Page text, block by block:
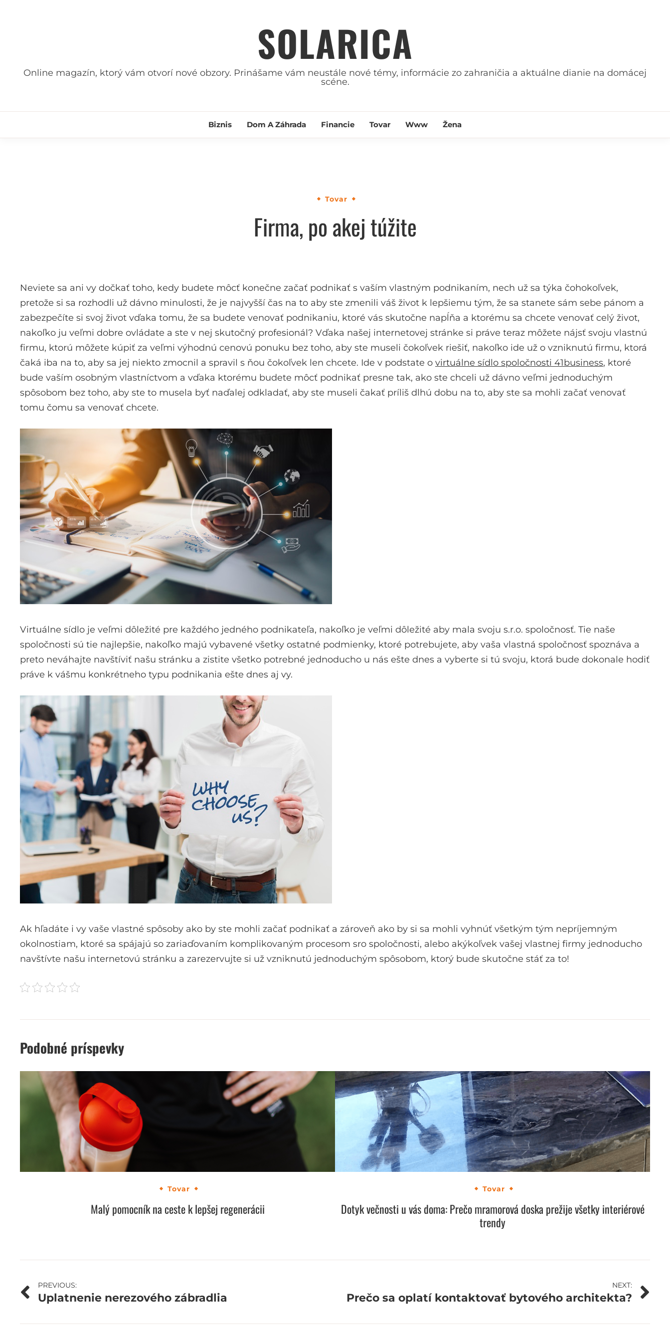
SOLARICA
Online magazín, ktorý vám otvorí nové obzory. Prinášame vám neustále nové témy, informácie zo zahraničia a aktuálne dianie na domácej
scéne.
Biznis Dom A Záhrada Financie Tovar Www Žena
Tovar
Firma, po akej túžite
Neviete sa ani vy dočkať toho, kedy budete môcť konečne začať podnikať s vaším vlastným podnikaním, nech už sa týka čohokoľvek,
pretože si sa rozhodli už dávno minulosti, že je najvyšší čas na to aby ste zmenili váš život k lepšiemu tým, že sa stanete sám sebe pánom a
zabezpečíte si svoj život vďaka tomu, že sa budete venovať podnikaniu, ktoré vás skutočne napĺňa a ktorému sa chcete venovať celý život,
nakoľko ju veľmi dobre ovládate a ste v nej skutočný profesionál? Vďaka našej internetovej stránke si práve teraz môžete nájsť svoju vlastnú
firmu, ktorú môžete kúpiť za veľmi výhodnú cenovú ponuku bez toho, aby ste museli čokoľvek riešiť, nakoľko ide už o vzniknutú firmu, ktorá
čaká iba na to, aby sa jej niekto zmocnil a spravil s ňou čokoľvek len chcete. Ide v podstate o virtuálne sídlo spoločnosti 41business, ktoré
bude vaším osobným vlastníctvom a vďaka ktorému budete môcť podnikať presne tak, ako ste chceli už dávno veľmi jednoduchým
spôsobom bez toho, aby ste to musela byť naďalej odkladať, aby ste museli čakať príliš dlhú dobu na to, aby ste sa mohli začať venovať
tomu čomu sa venovať chcete.
Virtuálne sídlo je veľmi dôležité pre každého jedného podnikateľa, nakoľko je veľmi dôležité aby mala svoju s.r.o. spoločnosť. Tie naše
spoločnosti sú tie najlepšie, nakoľko majú vybavené všetky ostatné podmienky, ktoré potrebujete, aby vaša vlastná spoločnosť spoznáva a
preto neváhajte navštíviť našu stránku a zistite všetko potrebné jednoducho u nás ešte dnes a vyberte si tú svoju, ktorá bude dokonale hodiť
práve k vášmu konkrétneho typu podnikania ešte dnes aj vy.
Ak hľadáte i vy vaše vlastné spôsoby ako by ste mohli začať podnikať a zároveň ako by si sa mohli vyhnúť všetkým tým nepríjemným
okolnostiam, ktoré sa spájajú so zariaďovaním komplikovaným procesom sro spoločnosti, alebo akýkoľvek vašej vlastnej firmy jednoducho
navštívte našu internetovú stránku a zarezervujte si už vzniknutú jednoduchým spôsobom, ktorý bude skutočne stáť za to!
Podobné príspevky
Tovar
Malý pomocník na ceste k lepšej regenerácii
Tovar
Dotyk večnosti u vás doma: Prečo mramorová doska prežije všetky interiérové
trendy
Navigácia
článku
PREVIOUS:
Uplatnenie nerezového zábradlia
NEXT:
Prečo sa oplatí kontaktovať bytového architekta?